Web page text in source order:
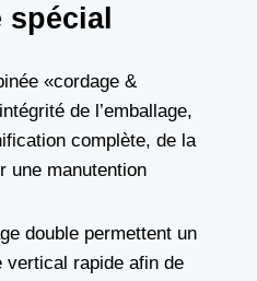
«cordage &
de l’emballage,
complète, de la
une manutention
double permettent un
vertical rapide afin de